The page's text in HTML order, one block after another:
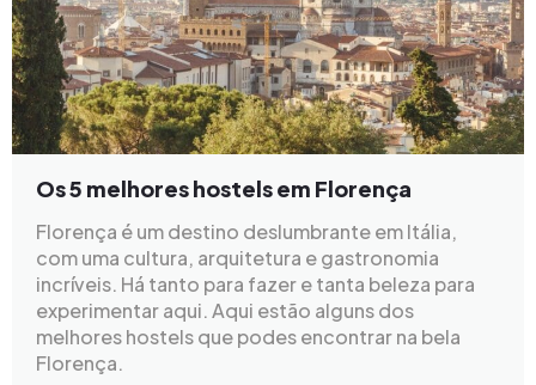
Os 5 melhores hostels em Florença
Florença é um destino deslumbrante em Itália,
com uma cultura, arquitetura e gastronomia
incríveis. Há tanto para fazer e tanta beleza para
experimentar aqui. Aqui estão alguns dos
melhores hostels que podes encontrar na bela
Florença.